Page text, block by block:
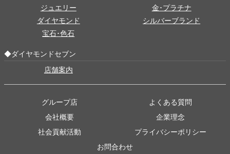
ジュエリー
金･プラチナ
ダイヤモンド
シルバーブランド
宝石･色石
◆ダイヤモンドセブン
店舗案内
グループ店
よくある質問
会社概要
企業理念
社会貢献活動
プライバシーポリシー
お問合わせ